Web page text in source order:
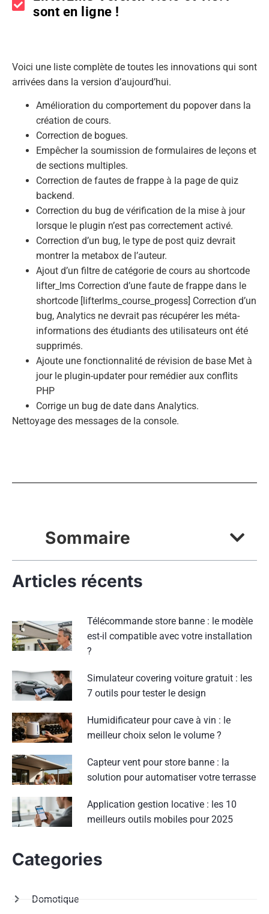
sont en ligne !
Voici une liste complète de toutes les innovations qui sont
arrivées dans la version d’aujourd’hui.
Amélioration du comportement du popover dans la
création de cours.
Correction de bogues.
Empêcher la soumission de formulaires de leçons et
de sections multiples.
Correction de fautes de frappe à la page de quiz
backend.
Correction du bug de vérification de la mise à jour
lorsque le plugin n’est pas correctement activé.
Correction d’un bug, le type de post quiz devrait
montrer la metabox de l’auteur.
Ajout d’un filtre de catégorie de cours au shortcode
lifter_lms Correction d’une faute de frappe dans le
shortcode [lifterlms_course_progess] Correction d’un
bug, Analytics ne devrait pas récupérer les méta-
informations des étudiants des utilisateurs ont été
supprimés.
Ajoute une fonctionnalité de révision de base Met à
jour le plugin-updater pour remédier aux conflits
PHP
Corrige un bug de date dans Analytics.
Nettoyage des messages de la console.
Sommaire
Articles récents
Télécommande store banne : le modèle
est-il compatible avec votre installation
?
Simulateur covering voiture gratuit : les
7 outils pour tester le design
Humidificateur pour cave à vin : le
meilleur choix selon le volume ?
Capteur vent pour store banne : la
solution pour automatiser votre terrasse
Application gestion locative : les 10
meilleurs outils mobiles pour 2025
Categories
Domotique